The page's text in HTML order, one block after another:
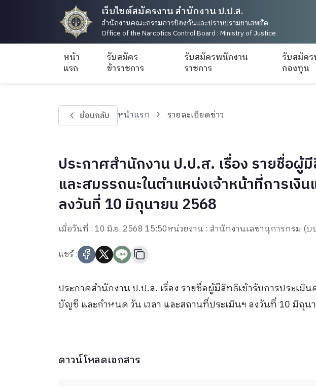
เว็บไซต์สมัครงาน สำนักงาน ป.ป.ส.
สำนักงานคณะกรรมการป้องกันและปราบปรามยาเสพติด
Office of the Narcotics Control Board : Ministry of Justice
หน้า
แรก
รับสมัคร
ข้าราชการ
รับสมัครพนักงาน
ราชการ
รับสมัค
กองทุน
ย้อนกลับ หน้าแรก รายละเอียดข่าว
ประกาศสำนักงาน ป.ป.ส. เรื่อง รายชื่อผู้
และสมรรถนะในตำแหน่งเจ้าหน้าที่การเ
ลงวันที่ 10 มิถุนายน 2568
เมื่อวันที่ : 10 มิ.ย. 2568 15:50หน่วยงาน : สำนักงานเลขานุการกรม (บ
แชร์ :
ประกาศสำนักงาน ป.ป.ส. เรื่อง รายชื่อผู้มีสิทธิเข้ารับการประเ
บัญชี และกำหนด วัน เวลา และสถานที่ประเมินฯ ลงวันที่ 10 มิถุน
ดาวน์โหลดเอกสาร